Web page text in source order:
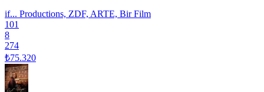
if... Productions, ZDF, ARTE, Bir Film
101
8
274
₺75.320